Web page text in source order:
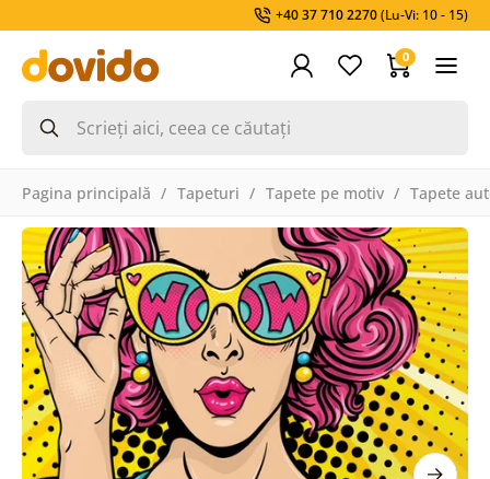
+40 37 710 2270(Lu-Vi: 10 - 15)
0
Pagina principală Tapeturi Tapete pe motiv Tapete